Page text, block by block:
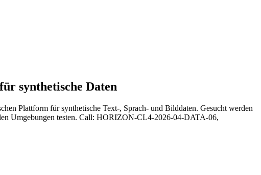
synthetische Daten
Plattform für synthetische Text-, Sprach- und Bilddaten. Gesucht werden
Umgebungen testen. Call: HORIZON-CL4-2026-04-DATA-06,